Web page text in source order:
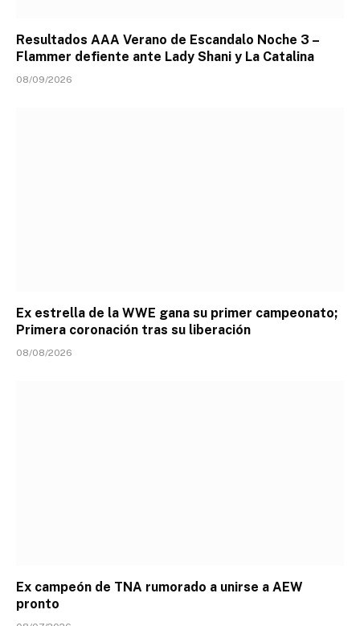
Resultados AAA Verano de Escandalo Noche 3 –
Flammer defiente ante Lady Shani y La Catalina
08/09/2026
Ex estrella de la WWE gana su primer campeonato;
Primera coronación tras su liberación
08/08/2026
Ex campeón de TNA rumorado a unirse a AEW
pronto